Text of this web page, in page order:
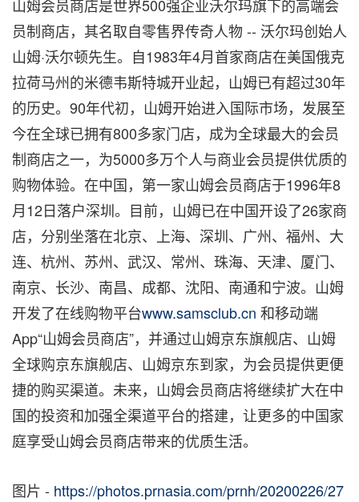
山姆会员商店是世界500强企业沃尔玛旗下的高端会
员制商店，其名取自零售界传奇人物 -- 沃尔玛创始人
山姆·沃尔顿先生。自1983年4月首家商店在美国俄克
拉荷马州的米德韦斯特城开业起，山姆已有超过30年
的历史。90年代初，山姆开始进入国际市场，发展至
今在全球已拥有800多家门店，成为全球最大的会员
制商店之一，为5000多万个人与商业会员提供优质的
购物体验。在中国，第一家山姆会员商店于1996年8
月12日落户深圳。目前，山姆已在中国开设了26家商
店，分别坐落在北京、上海、深圳、广州、福州、大
连、杭州、苏州、武汉、常州、珠海、天津、厦门、
南京、长沙、南昌、成都、沈阳、南通和宁波。山姆
开发了在线购物平台www.samsclub.cn 和移动端
App“山姆会员商店”，并通过山姆京东旗舰店、山姆
全球购京东旗舰店、山姆京东到家，为会员提供更便
捷的购买渠道。未来，山姆会员商店将继续扩大在中
国的投资和加强全渠道平台的搭建，让更多的中国家
庭享受山姆会员商店带来的优质生活。
图片 - https://photos.prnasia.com/prnh/20200226/27